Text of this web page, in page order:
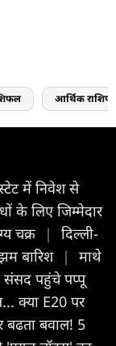
आर्थिक
में निवेश से
के ल‍िए ज‍िम्मेदार
चक्र
|
दिल्ली-
बारिश |
माथे
संसद पहुंचे पप्पू
क्या E20 पर
बढता बवाल! 5